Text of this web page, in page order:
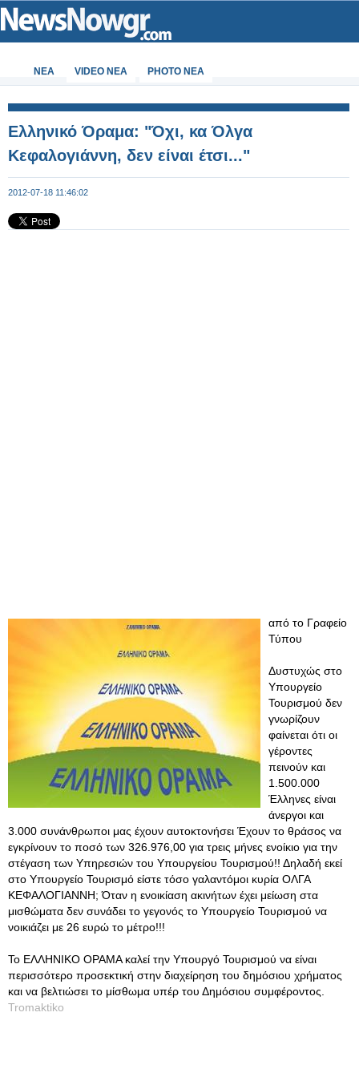
ΝΕΑ VIDEO NEA PHOTO NEA
Ελληνικό Όραμα: "Όχι, κα Όλγα
Κεφαλογιάννη, δεν είναι έτσι..."
2012-07-18 11:46:02
από το Γραφείο
Τύπου
Δυστυχώς στο
Υπουργείο
Τουρισμού δεν
γνωρίζουν
φαίνεται ότι οι
γέροντες
πεινούν και
1.500.000
Έλληνες είναι
άνεργοι και
3.000 συνάνθρωποι μας έχουν αυτοκτονήσει Έχουν το θράσος να
εγκρίνουν το ποσό των 326.976,00 για τρεις μήνες ενοίκιο για την
στέγαση των Υπηρεσιών του Υπουργείου Τουρισμού!! Δηλαδή εκεί
στο Υπουργείο Τουρισμό είστε τόσο γαλαντόμοι κυρία ΟΛΓΑ
ΚΕΦΑΛΟΓΙΑΝΝΗ; Όταν η ενοικίαση ακινήτων έχει μείωση στα
μισθώματα δεν συνάδει το γεγονός το Υπουργείο Τουρισμού να
νοικιάζει με 26 ευρώ το μέτρο!!!
Το ΕΛΛΗΝΙΚΟ ΟΡΑΜΑ καλεί την Υπουργό Τουρισμού να είναι
περισσότερο προσεκτική στην διαχείρηση του δημόσιου χρήματος
και να βελτιώσει το μίσθωμα υπέρ του Δημόσιου συμφέροντος.
Tromaktiko